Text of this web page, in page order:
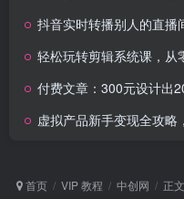
抖音实时转播别人的直播
轻松玩转剪辑系统课，​从零开始快
付费文章：300元设计出
虚拟产品新手变现全攻略，选
首页 VIP 教程 中创网 正文